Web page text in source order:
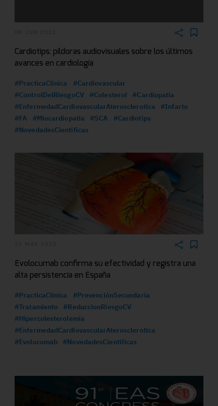
Cardiotips: píldoras audiovisuales sobre los últimos
avances en cardiología
#PracticaClinica
#Cardiovascular
#ControlDelRiesgoCV
#Colesterol
#Cardiopatia
#EnfermedadCardiovascularAterosclerotica
#Infarto
#FA
#Miocardiopatia #SCA
#Cardiotips
#NovedadesCientificas
Evolocumab confirma su efectividad y registra una
alta persistencia en España
#PracticaClinica
#PrevenciónSecundaria
#Tratamiento
#ReduccionRiesgoCV
#Hipercolesterolemia
#EnfermedadCardiovascularAterosclerotica
#Evolocumab
#NovedadesCientificas